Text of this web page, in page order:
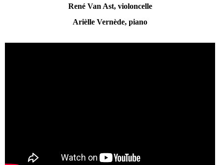
René Van Ast, violoncelle
Arièlle Vernède, piano